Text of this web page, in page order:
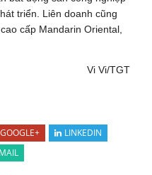
triển. Liên doanh cũng
cấp Mandarin Oriental,
Vi Vi/TGT
GOOGLE+
LINKEDIN
MAIL